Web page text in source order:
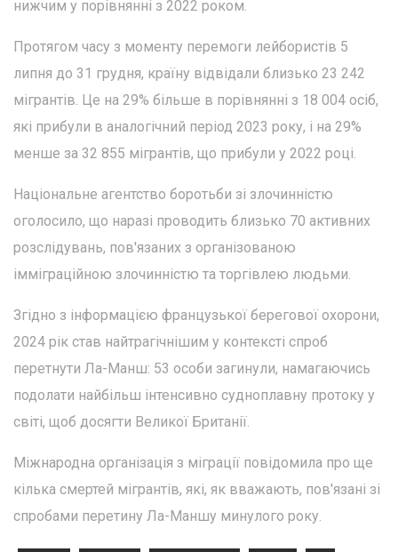
нижчим у порівнянні з 2022 роком.
Протягом часу з моменту перемоги лейбористів 5
липня до 31 грудня, країну відвідали близько 23 242
мігрантів. Це на 29% більше в порівнянні з 18 004 осіб,
які прибули в аналогічний період 2023 року, і на 29%
менше за 32 855 мігрантів, що прибули у 2022 році.
Національне агентство боротьби зі злочинністю
оголосило, що наразі проводить близько 70 активних
розслідувань, пов'язаних з організованою
імміграційною злочинністю та торгівлею людьми.
Згідно з інформацією французької берегової охорони,
2024 рік став найтрагічнішим у контексті спроб
перетнути Ла-Манш: 53 особи загинули, намагаючись
подолати найбільш інтенсивно судноплавну протоку у
світі, щоб досягти Великої Британії.
Міжнародна організація з міграції повідомила про ще
кілька смертей мігрантів, які, як вважають, пов'язані зі
спробами перетину Ла-Маншу минулого року.